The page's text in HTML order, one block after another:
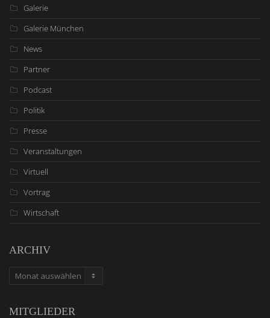
Galerie
Galerie München
News
Partner
Podcast
Politik
Presse
Veranstaltungen
Virtuell
Vortrag
Wirtschaft
ARCHIV
ARCHIV
MITGLIEDER